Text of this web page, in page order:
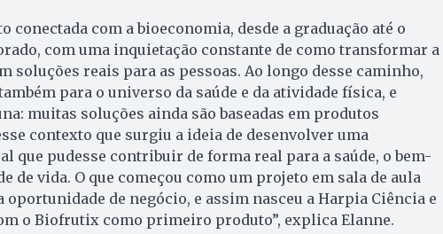
conectada com a bioeconomia, desde a graduação até o
com uma inquietação constante de como transformar a
soluções reais para as pessoas. Ao longo desse caminho,
para o universo da saúde e da atividade física, e
muitas soluções ainda são baseadas em produtos
contexto que surgiu a ideia de desenvolver uma
que pudesse contribuir de forma real para a saúde, o bem-
de vida. O que começou como um projeto em sala de aula
oportunidade de negócio, e assim nasceu a Harpia Ciência e
o Biofrutix como primeiro produto”, explica Elanne.